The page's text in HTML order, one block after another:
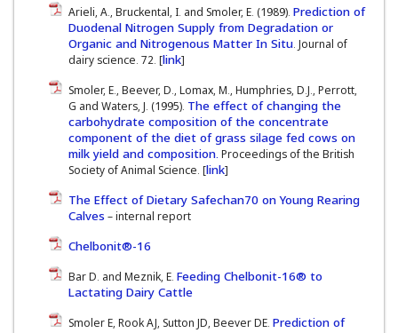
Arieli, A., Bruckental, I. and Smoler, E. (1989). Prediction of
Duodenal Nitrogen Supply from Degradation or
Organic and Nitrogenous Matter In Situ. Journal of
dairy science. 72. [link]
Smoler, E., Beever, D., Lomax, M., Humphries, D.J., Perrott,
G and Waters, J. (1995). The effect of changing the
carbohydrate composition of the concentrate
component of the diet of grass silage fed cows on
milk yield and composition. Proceedings of the British
Society of Animal Science. [link]
The Effect of Dietary Safechan70 on Young Rearing
Calves – internal report
Chelbonit®-16
Bar D. and Meznik, E. Feeding Chelbonit-16® to
Lactating Dairy Cattle
Smoler E, Rook AJ, Sutton JD, Beever DE. Prediction of